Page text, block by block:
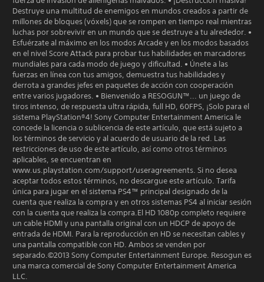
Destruye una multitud de enemigos en mundos creados a partir de
millones de bloques (vóxels) que se rompen en tiempo real mientras
luchas por sobrevivir en un mundo que se destruye a tu alrededor. •
Esfuérzate al máximo en los modos Arcade y en los modos basados
en el nivel Score Attack para probar tus habilidades en marcadores
mundiales para cada modo de juego y dificultad. • Únete a las
fuerzas en línea con tus amigos, demuestra tus habilidades y
derrota a grandes jefes en paquetes de acción con cooperación
entre varios jugadores. • Bienvenido a RESOGUN™... un juego de
tiros intenso, de respuesta ultra rápida, full HD, 60FPS, ¡Solo para el
sistema PlayStation®4! Sony Computer Entertainment America le
concede la licencia o sublicencia de este artículo, que está sujeto a
los términos de servicio y al acuerdo de usuario de la red. Las
restricciones de uso de este artículo, así como otros términos
aplicables, se encuentran en
www.us.playstation.com/support/useragreements. Si no desea
aceptar todos estos términos, no descargue este artículo. Tarifa
única para jugar en el sistema PS4™ principal designado de la
cuenta que realiza la compra y en otros sistemas PS4 al iniciar sesión
con la cuenta que realiza la compra.El HD 1080p completo requiere
un cable HDMI y una pantalla original con un HDCP de apoyo de
entrada de HDMI. Para la reproducción en HD se necesitan cables y
una pantalla compatible con HD. Ambos se venden por
separado.©2013 Sony Computer Entertainment Europe. Resogun es
una marca comercial de Sony Computer Entertainment America
LLC.